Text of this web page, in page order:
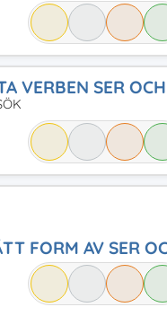
VERBEN SER
FORM AV SER